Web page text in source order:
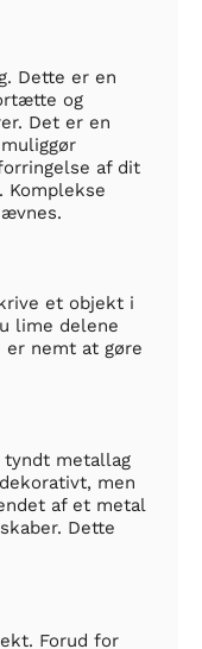
Dette er en
og
Det er en
af dit
Komplekse
et objekt i
lime delene
er nemt at gøre
tyndt metallag
men
af et metal
Dette
Forud for